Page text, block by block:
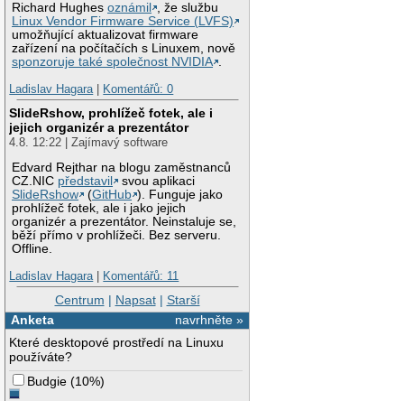
Richard Hughesoznámil
, že službu
Linux Vendor Firmware Service (LVFS)
umožňující aktualizovat firmware
zařízení na počítačích s Linuxem, nově
sponzoruje také společnost NVIDIA .
Ladislav Hagara| Komentářů: 0
SlideRshow, prohlížeč fotek, ale i
jejich organizér a prezentátor
4.8. 12:22 | Zajímavý software
Edvard Rejthar na blogu zaměstnanců
CZ.NIC představil
svou aplikaci
SlideRshow
(GitHub ). Funguje jako
prohlížeč fotek, ale i jako jejich
organizér a prezentátor. Neinstaluje se,
běží přímo v prohlížeči. Bez serveru.
Offline.
Ladislav Hagara| Komentářů: 11
Centrum | Napsat| Starší
navrhněte »
Anketa
Které desktopové prostředí na Linuxu
používáte?
Budgie (10%)